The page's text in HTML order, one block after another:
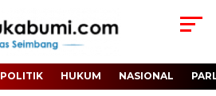
POLITIK HUKUM NASIONAL